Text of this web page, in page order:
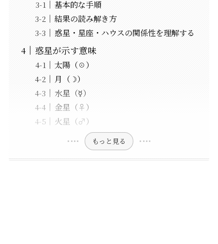
基本的な手順
結果の読み解き方
惑星・星座・ハウスの関係性を理解する
惑星が示す意味
太陽（☉）
月（☽）
水星（☿）
金星（♀）
火星（♂）
もっと見る